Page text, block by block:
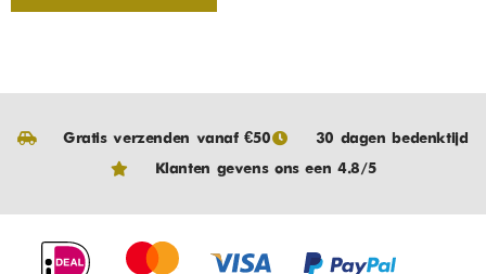
Gratis verzenden vanaf €50
30 dagen bedenktijd
Klanten gevens ons een 4.8/5